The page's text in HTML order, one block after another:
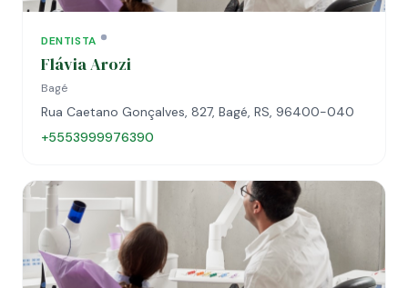
DENTISTA
Flávia Arozi
Bagé
Rua Caetano Gonçalves, 827, Bagé, RS, 96400-040
+5553999976390